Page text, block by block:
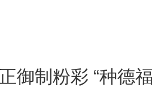
御制粉彩 “种德